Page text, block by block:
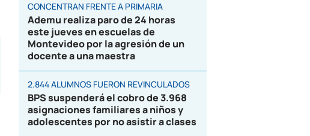
CONCENTRAN FRENTE A PRIMARIA
Ademu realiza paro de 24 horas
este jueves en escuelas de
Montevideo por la agresión de un
docente a una maestra
2.844 ALUMNOS FUERON REVINCULADOS
BPS suspenderá el cobro de 3.968
asignaciones familiares a niños y
adolescentes por no asistir a clases